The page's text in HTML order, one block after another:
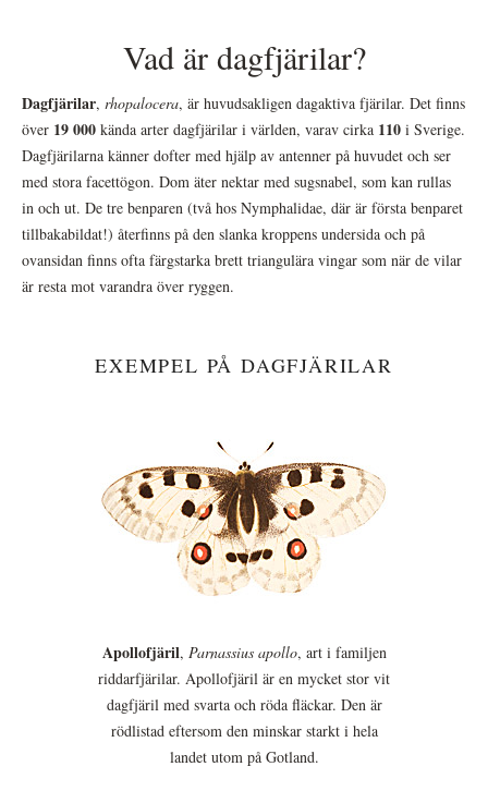
Vad är dagfjärilar?
Dagfjärilar, rhopalocera, är huvudsakligen dagaktiva fjärilar. Det finns
över 19 000 kända arter dagfjärilar i världen, varav cirka 110 i Sverige.
Dagfjärilarna känner dofter med hjälp av antenner på huvudet och ser
med stora facettögon. Dom äter nektar med sugsnabel, som kan rullas
in och ut. De tre benparen (två hos Nymphalidae, där är första benparet
tillbakabildat!) återfinns på den slanka kroppens undersida och på
ovansidan finns ofta färgstarka brett triangulära vingar som när de vilar
är resta mot varandra över ryggen.
EXEMPEL PÅ DAGFJÄRILAR
Apollofjäril, Parnassius apollo, art i familjen
riddarfjärilar. Apollofjäril är en mycket stor vit
dagfjäril med svarta och röda fläckar. Den är
rödlistad eftersom den minskar starkt i hela
landet utom på Gotland.